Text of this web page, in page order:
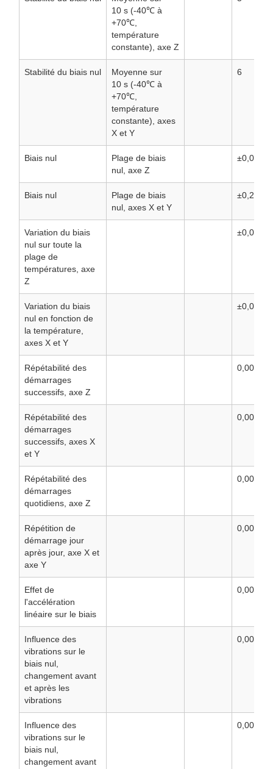
10 s (-40℃ à
+70℃,
température
constante), axe Z
Stabilité du biais nul
Moyenne sur
10 s (-40℃ à
+70℃,
température
constante), axes
X et Y
6
Biais nul
Plage de biais
nul, axe Z
±0,07
Biais nul
Plage de biais
nul, axes X et Y
±0,2
Variation du biais
nul sur toute la
plage de
températures, axe
Z
±0,02
Variation du biais
nul en fonction de
la température,
axes X et Y
±0,06
Répétabilité des
démarrages
successifs, axe Z
0,002
Répétabilité des
démarrages
successifs, axes X
et Y
0,006
Répétabilité des
démarrages
quotidiens, axe Z
0,003
Répétition de
démarrage jour
après jour, axe X et
axe Y
0,009
Effet de
l'accélération
linéaire sur le biais
0,002
Influence des
vibrations sur le
biais nul,
changement avant
et après les
vibrations
0,002
Influence des
vibrations sur le
biais nul,
changement avant
0,002